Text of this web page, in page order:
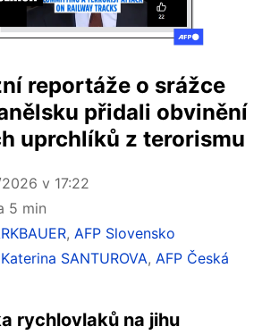
reportáže o srážce
přidali obvinění
uprchlíků z terorismu
v 17:22
5 min
, AFP Slovensko
Katerina SANTUROVA, AFP Česká
rychlovlaků na jihu